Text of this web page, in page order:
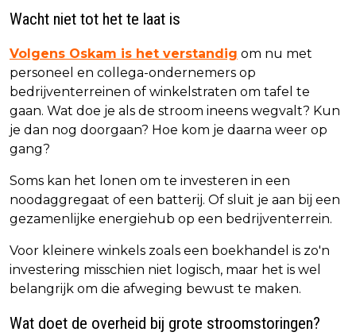
Wacht niet tot het te laat is
Volgens Oskam is het verstandig om nu met
personeel en collega-ondernemers op
bedrijventerreinen of winkelstraten om tafel te
gaan. Wat doe je als de stroom ineens wegvalt? Kun
je dan nog doorgaan? Hoe kom je daarna weer op
gang?
Soms kan het lonen om te investeren in een
noodaggregaat of een batterij. Of sluit je aan bij een
gezamenlijke energiehub op een bedrijventerrein.
Voor kleinere winkels zoals een boekhandel is zo'n
investering misschien niet logisch, maar het is wel
belangrijk om die afweging bewust te maken.
Wat doet de overheid bij grote stroomstoringen?